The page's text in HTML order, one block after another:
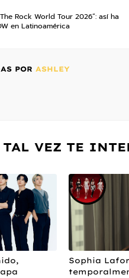
Rock World Tour 2026”: así ha
en Latinoamérica
POR ASHLEY
TAL VEZ TE
Sophia